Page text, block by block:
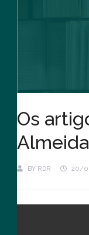
Os
Almeida
BY RDR 20/